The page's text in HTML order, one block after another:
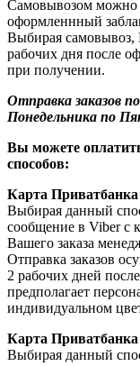
Самовывозом можно
оформленнный
Выбирая самовывоз,
рабочих дня после
при получении.
Отправка заказов
Понедельника по
Вы можете
способов:
Карта Приватбанка
Выбирая данный
сообщение в Viber с
Вашего заказа
Отправка заказов
2 рабочих дней
предполагает
индивидуальном
Карта
Выбирая данный